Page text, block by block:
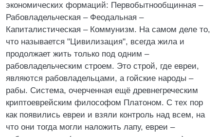
экономических формаций: Первобытнообщинная –
Рабовладельческая – Феодальная –
Капиталистическая – Коммунизм. На самом деле то,
что называется "Цивилизация", всегда жила и
продолжает жить только под одним –
рабовладельческим строем. Это строй, где евреи,
являются рабовладельцами, а гойские народы –
рабы. Система, очерченная ещё древнегреческим
криптоеврейским философом Платоном. С тех пор
как появились евреи и взяли контроль над всем, на
что они тогда могли наложить лапу, евреи –